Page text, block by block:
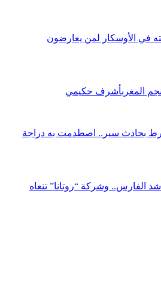
في الأوسكار لمن يعارضون
المغربأشرف حكيمي
بحادث سير.. اصطدمت به دراجة
الفارس.. وشركة “روتانا” تنعاه